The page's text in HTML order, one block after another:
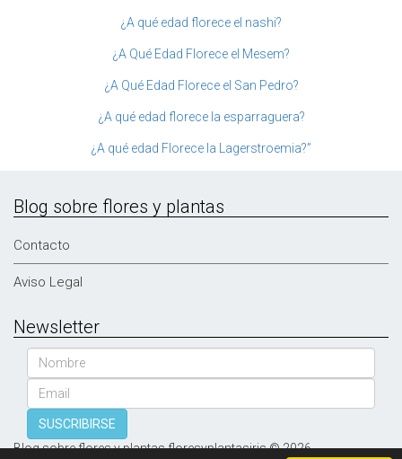
¿A qué edad florece el nashi?
¿A Qué Edad Florece el Mesem?
¿A Qué Edad Florece el San Pedro?
¿A qué edad florece la esparraguera?
¿A qué edad Florece la Lagerstroemia?”
Blog sobre flores y plantas
Contacto
Aviso Legal
Newsletter
Nombre
Email
SUSCRIBIRSE
Blog sobre flores y plantas floresyplantasiris © 2026